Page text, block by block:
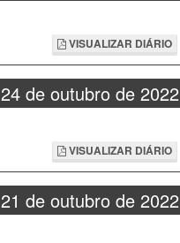
VISUALIZAR DIÁRIO
24 de outubro de 2022
VISUALIZAR DIÁRIO
21 de outubro de 2022